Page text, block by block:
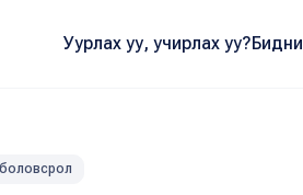
Уурлах уу, учирлах уу?
боловсрол